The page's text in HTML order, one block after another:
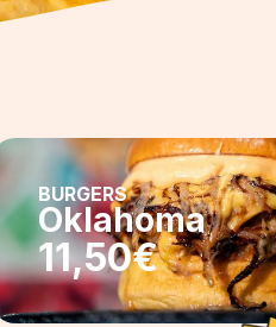
BURGERS
Oklahoma
11,50€